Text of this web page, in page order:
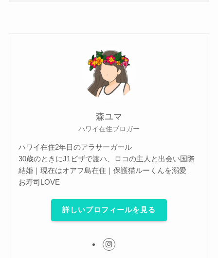
森ユマ
ハワイ在住ブロガー
ハワイ在住2年目のアラサーガール
30歳のときにJ1ビザで渡ハ、ロコの主人と出会い国際
結婚｜現在はオアフ島在住｜保護猫ルーくんを溺愛｜
お寿司LOVE
詳しいプロフィールを見る